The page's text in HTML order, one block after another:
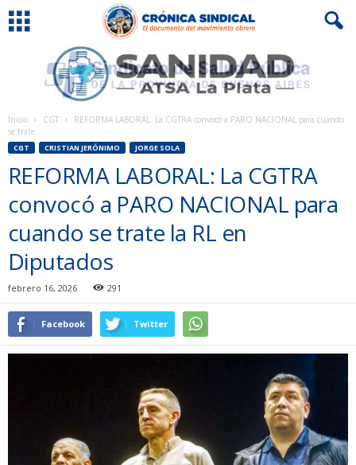
Inicio CGT
REFORMA LABORAL: La CGTRA convocó a PARO NACIONAL para cuando
se trate...
CGT CRISTIAN JERÓNIMO JORGE SOLA
REFORMA LABORAL: La CGTRA
convocó a PARO NACIONAL para
cuando se trate la RL en
Diputados
febrero 16, 2026 291
Facebook Twitter